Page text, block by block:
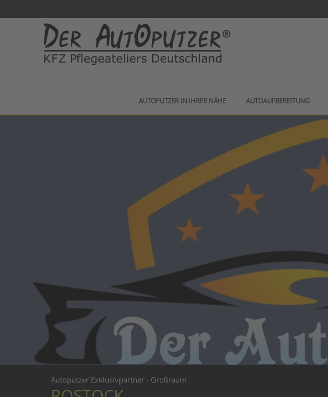
AUTOPUTZER IN IHRER NÄHE AUTOAUFBEREITUNG
Autoputzer Exklusivpartner - Großraum